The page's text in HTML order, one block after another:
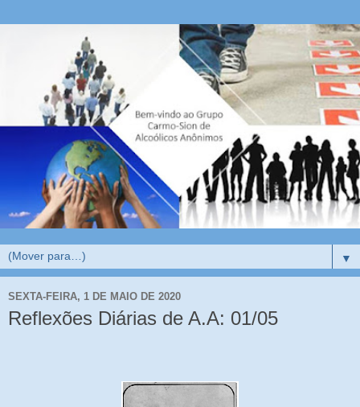
▼
SEXTA-FEIRA, 1 DE MAIO DE 2020
Reflexões Diárias de A.A: 01/05